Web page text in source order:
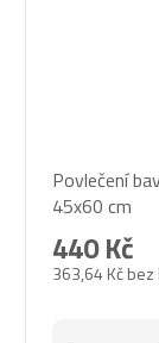
Povlečení
45x60 cm
363,64 Kč bez
440 Kč